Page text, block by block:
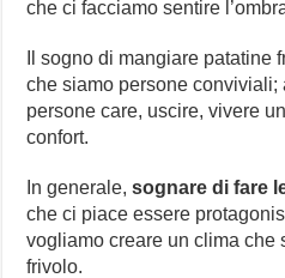
che ci facciamo sentire
Il sogno di mangiare patatine
che siamo persone
persone care, uscire, vivere
confort.
In generale,sognare di fare
che ci piace essere
vogliamo creare un clima che
frivolo.